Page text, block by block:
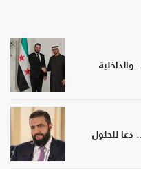
والداخلية
دعا للحلول